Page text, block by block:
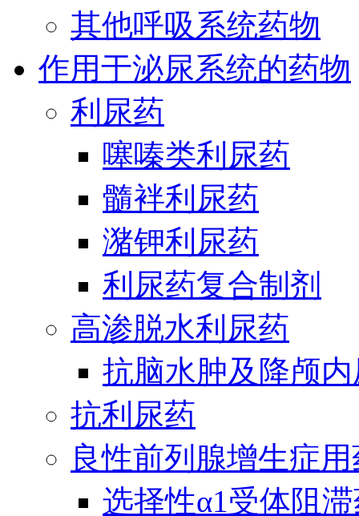
其他呼吸系统药物
作用于泌尿系统的药物
利尿药
噻嗪类利尿药
髓袢利尿药
潴钾利尿药
利尿药复合制剂
高渗脱水利尿药
抗脑水肿及降颅
抗利尿药
良性前列腺增生症
选择性α1受体阻